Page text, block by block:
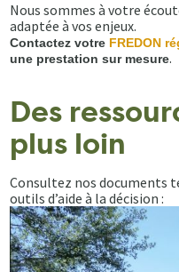
Nous sommes à votre
adaptée à vos enjeux.
Contactez votre FREDON
une prestation sur mesure.
Des
plus loin
Consultez nos documents
outils d’aide à la décision :